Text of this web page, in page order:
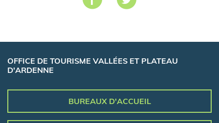
OFFICE DE TOURISME VALLÉES ET PLATEAU
D'ARDENNE
BUREAUX D'ACCUEIL